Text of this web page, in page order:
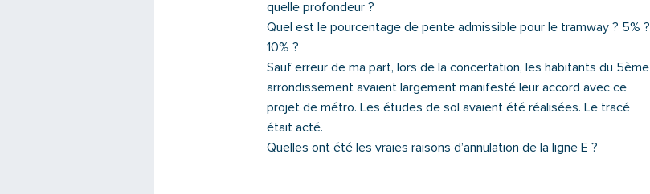
quelle profondeur ?
Quel est le pourcentage de pente admissible pour le tramway ? 5% ?
10% ?
Sauf erreur de ma part, lors de la concertation, les habitants du 5ème
arrondissement avaient largement manifesté leur accord avec ce
projet de métro. Les études de sol avaient été réalisées. Le tracé
était acté.
Quelles ont été les vraies raisons d’annulation de la ligne E ?